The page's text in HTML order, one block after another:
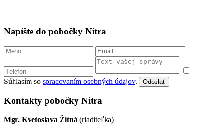
Napíšte do pobočky Nitra
Súhlasím so spracovaním osobných údajov. Odoslať
Kontakty pobočky Nitra
Mgr. Kvetoslava Žitná (riaditeľka)